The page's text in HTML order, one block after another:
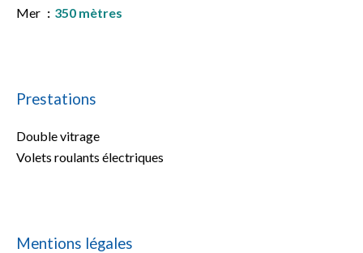
Mer
350 mètres
Prestations
Double vitrage
Volets roulants électriques
Mentions légales